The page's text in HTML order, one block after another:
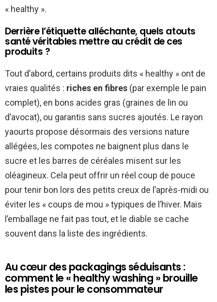
« healthy ».
Derrière l’étiquette alléchante, quels atouts
santé véritables mettre au crédit de ces
produits ?
Tout d’abord, certains produits dits « healthy » ont de
vraies qualités : riches en fibres (par exemple le pain
complet), en bons acides gras (graines de lin ou
d’avocat), ou garantis sans sucres ajoutés. Le rayon
yaourts propose désormais des versions nature
allégées, les compotes ne baignent plus dans le
sucre et les barres de céréales misent sur les
oléagineux. Cela peut offrir un réel coup de pouce
pour tenir bon lors des petits creux de l’après-midi ou
éviter les « coups de mou » typiques de l’hiver. Mais
l’emballage ne fait pas tout, et le diable se cache
souvent dans la liste des ingrédients.
Au cœur des packagings séduisants :
comment le « healthy washing » brouille
les pistes pour le consommateur